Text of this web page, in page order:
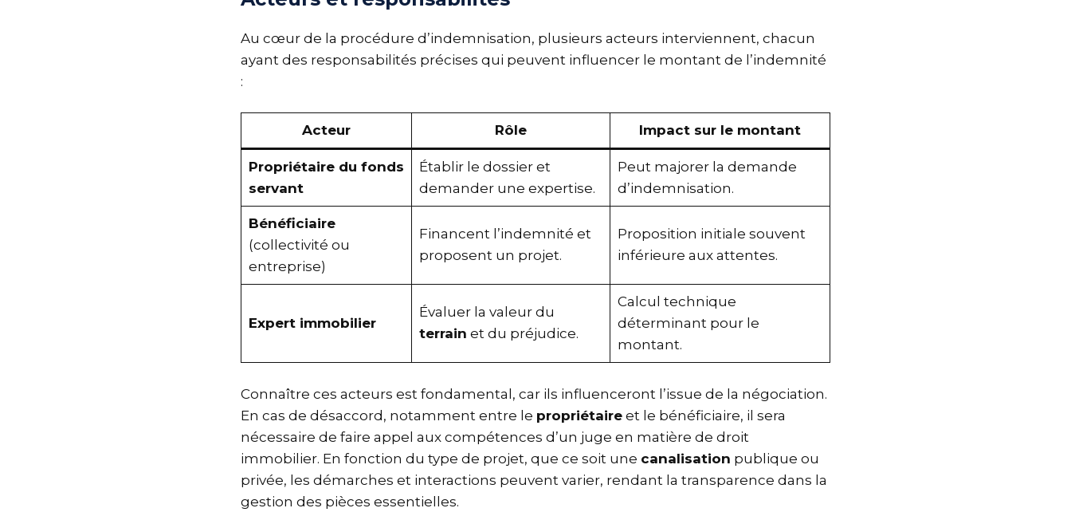
Au cœur de la procédure d’indemnisation, plusieurs acteurs interviennent, chacun
ayant des responsabilités précises qui peuvent influencer le montant de l’indemnité
:
Acteur Rôle Impact sur le montant
Propriétaire du fonds
servant
Établir le dossier et
demander une expertise.
Peut majorer la demande
d’indemnisation.
Bénéficiaire
(collectivité ou
entreprise)
Financent l’indemnité et
proposent un projet.
Proposition initiale souvent
inférieure aux attentes.
Expert immobilier
Évaluer la valeur du
terrain et du préjudice.
Calcul technique
déterminant pour le
montant.
Connaître ces acteurs est fondamental, car ils influenceront l’issue de la négociation.
En cas de désaccord, notamment entre le propriétaire et le bénéficiaire, il sera
nécessaire de faire appel aux compétences d’un juge en matière de droit
immobilier. En fonction du type de projet, que ce soit une canalisation publique ou
privée, les démarches et interactions peuvent varier, rendant la transparence dans la
gestion des pièces essentielles.